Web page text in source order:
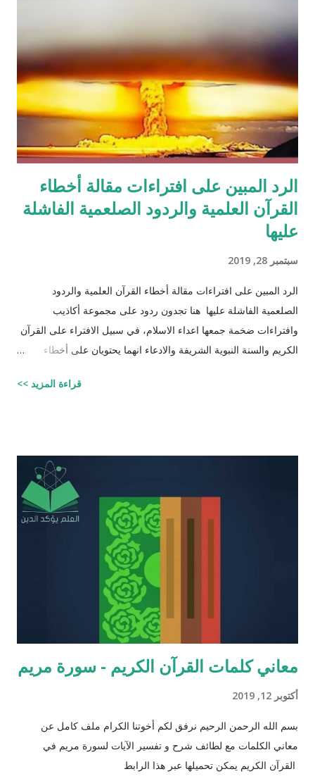
الرد المبين على افتراءات مقالة أخطاء
القرآن العلمية والردود الصلعمية الفاشلة
عليها
سبتمبر 28, 2019
الرد المبين على افتراءات مقالة أخطاء القرآن العلمية والردود
الصلعمية الفاشلة عليها هنا تجدون ردود على مجموعة أكاذيب
وافتراءات ضخمة جمعها اعداء الاسلام، في سبيل الافتراء على القرآن
الكريم والسنة النبوية الشريفة والادعاء انهما يحتويان على أخطاء
والردود الصلعمية الفاشلة عليها " وقد أبقيت على كل افتراء واتبعته
الافتراء : 1 - زوجيّة الأشياء في القرآن : مِنْ كُلِّ شَيْءٍ خَلَقْنَا زَوْجَيْنِ
لَعَلَّكُمْ تَذَكَّرُونَ / الذاريات : 49 وَمِنْ كُلِّ الثَّمَرَاتِ جَعَلَ فِيهَا زَوْجَيْنِ
اثْنَيْنِ / الرعد : 3 حَتَّى إِذَا جَاءَ أَمْرُنَا وَفَارَ التَّنُّورُ قُلْنَا احْمِلْ فِيهَا مِنْ كُلٍّ
زَوْجَيْنِ اثْنَيْنِ / هود : 11 و اذا طبقنا هذه الآبات وجدنا فيها شيئاً من
قراءة المزيد >>
معاني كلمات القرآن الكريم - سورة مريم
أكتوبر 12, 2019
بسم الله الرحمن الرحيم نرفق لكم أخوتنا الكرام ملف كامل عن
معاني الكلمات مع لطائف شرح و تفسير الآيات لسورة مريم في
القرآن الكريم يمكن تحميلها عبر هذا الرابط